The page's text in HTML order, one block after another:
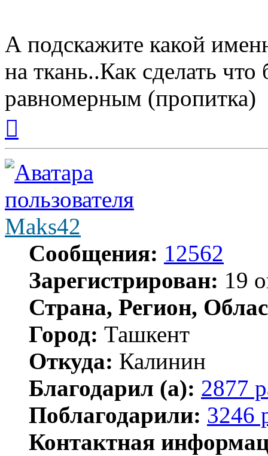
А подскажите какой
на ткань..Как сделать
равномерным (пропитка)
началу
Maks42
Сообщения: 12562
Зарегистрирован: 19
Страна, Регион,
Город: Ташкент
Откуда: Калинин
Благодарил (а): 2877
Поблагодарили: 3246
Контактная